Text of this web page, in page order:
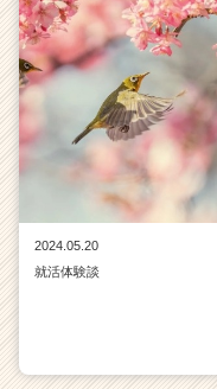
2024.05.20
就活体験談